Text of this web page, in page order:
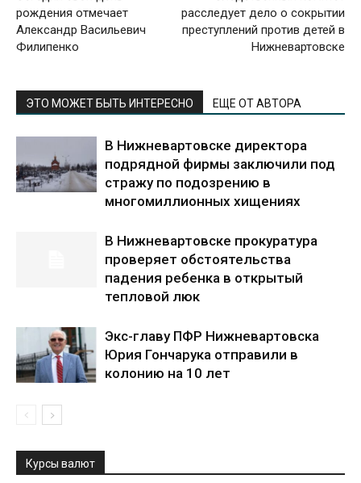
рождения отмечает
Александр Васильевич
Филипенко
расследует дело о сокрытии
преступлений против детей в
Нижневартовске
ЭТО МОЖЕТ БЫТЬ ИНТЕРЕСНО ЕЩЕ ОТ АВТОРА
В Нижневартовске директора
подрядной фирмы заключили под
стражу по подозрению в
многомиллионных хищениях
В Нижневартовске прокуратура
проверяет обстоятельства
падения ребенка в открытый
тепловой люк
Экс-главу ПФР Нижневартовска
Юрия Гончарука отправили в
колонию на 10 лет
Курсы валют